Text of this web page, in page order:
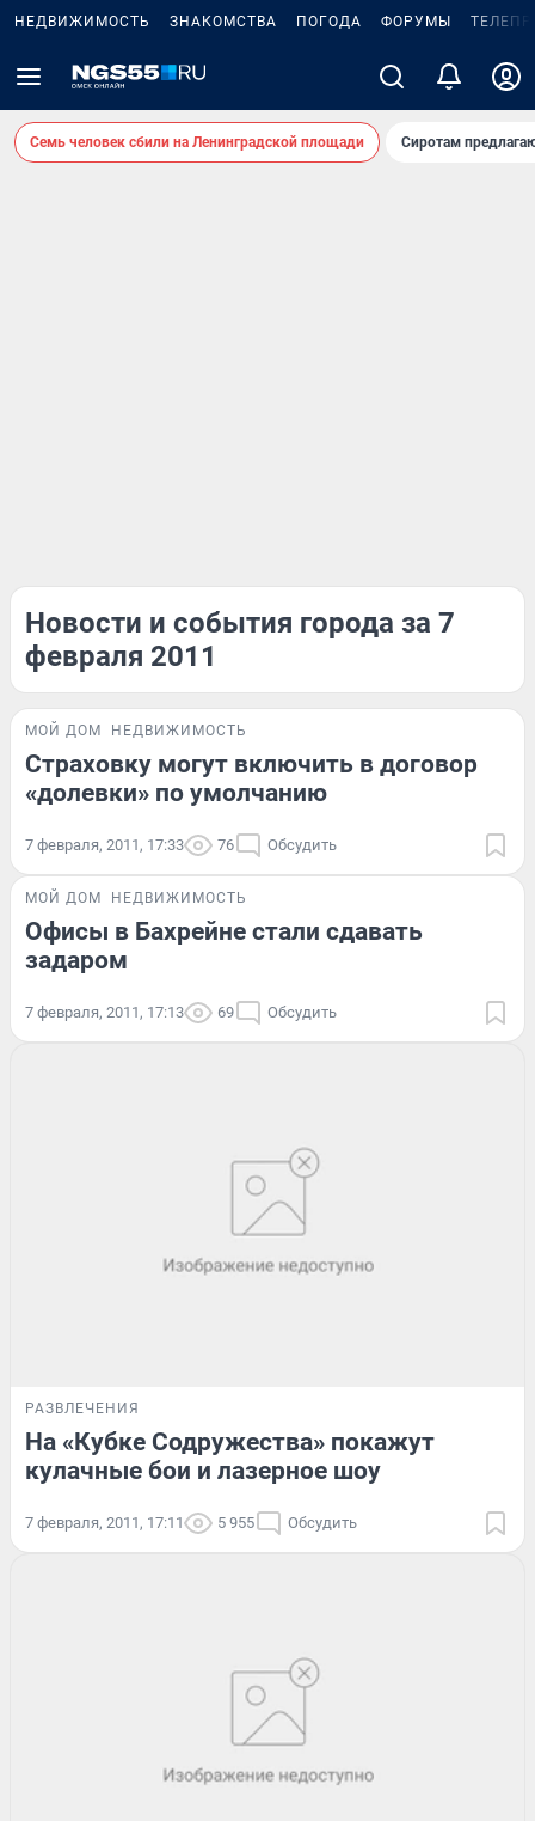
НЕДВИЖИМОСТЬ ЗНАКОМСТВА ПОГОДА ФОРУМЫ
Семь человек сбили на Ленинградской площади Сиротам
Новости и события города за 7
февраля 2011
МОЙ ДОМ НЕДВИЖИМОСТЬ
Страховку могут включить в договор
«долевки» по умолчанию
7 февраля, 2011, 17:33 76 Обсудить
МОЙ ДОМ НЕДВИЖИМОСТЬ
Офисы в Бахрейне стали сдавать
задаром
7 февраля, 2011, 17:13 69 Обсудить
РАЗВЛЕЧЕНИЯ
На «Кубке Содружества» покажут
кулачные бои и лазерное шоу
7 февраля, 2011, 17:11 5 955 Обсудить